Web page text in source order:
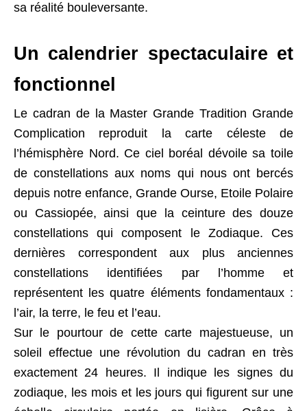
sa réalité bouleversante.
Un calendrier spectaculaire et
fonctionnel
Le cadran de la Master Grande Tradition Grande
Complication reproduit la carte céleste de
l’hémisphère Nord. Ce ciel boréal dévoile sa toile
de constellations aux noms qui nous ont bercés
depuis notre enfance, Grande Ourse, Etoile Polaire
ou Cassiopée, ainsi que la ceinture des douze
constellations qui composent le Zodiaque. Ces
dernières correspondent aux plus anciennes
constellations identifiées par l’homme et
représentent les quatre éléments fondamentaux :
l’air, la terre, le feu et l’eau.
Sur le pourtour de cette carte majestueuse, un
soleil effectue une révolution du cadran en très
exactement 24 heures. Il indique les signes du
zodiaque, les mois et les jours qui figurent sur une